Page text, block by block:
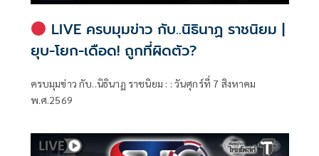
LIVE ครบมุมข่าว กับ..นิธินาฏ ราชนิยม |
ยุบ-โยก-เดือด! ถูกที่ผิดตัว?
ครบมุมข่าว กับ..นิธินาฏ ราชนิยม : : วันศุกร์ที่ 7 สิงหาคม
พ.ศ.2569